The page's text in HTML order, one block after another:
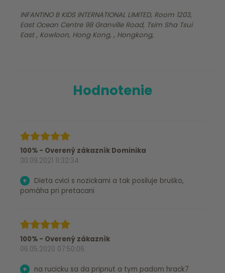
INFANTINO B KIDS INTERNATIONAL LIMITED, Room 1203,
East Ocean Centre 98 Granville Road, Tsim Sha Tsui
East , Kowloon, Hong Kong, , Hongkong,
Hodnotenie
100% - Overený zákazník Dominika
30.09.2021 11:32:34
+
Dieta cvici s nozickami a tak posiluje bruško,
pomáha pri pretacani
100% - Overený zákazník
06.05.2020 07:50:06
+ na rucicku sa da pripnut a tym padom hrack7